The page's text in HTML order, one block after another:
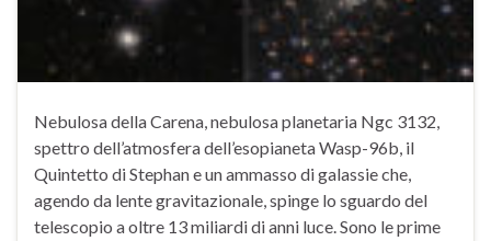
Nebulosa della Carena, nebulosa planetaria Ngc 3132,
spettro dell’atmosfera dell’esopianeta Wasp-96b, il
Quintetto di Stephan e un ammasso di galassie che,
agendo da lente gravitazionale, spinge lo sguardo del
telescopio a oltre 13 miliardi di anni luce. Sono le prime